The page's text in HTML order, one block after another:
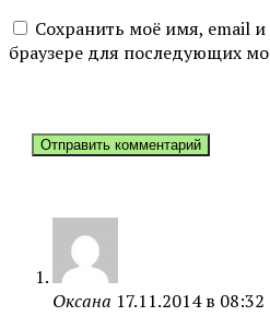
Сохранить моё имя, email и
браузере для последующих
Оксана 17.11.2014 в 08:32